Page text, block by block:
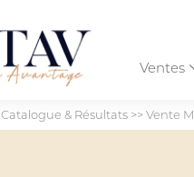
Ventes
Catalogue & Résultats>>Vente